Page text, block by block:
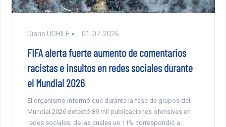
Diario UCHILE 01-07-2026
FIFA alerta fuerte aumento de comentarios
racistas e insultos en redes sociales durante
el Mundial 2026
El organismo informó que durante la fase de grupos del
Mundial 2026 detectó 89 mil publicaciones ofensivas en
redes sociales, de las cuales un 11% correspondió a